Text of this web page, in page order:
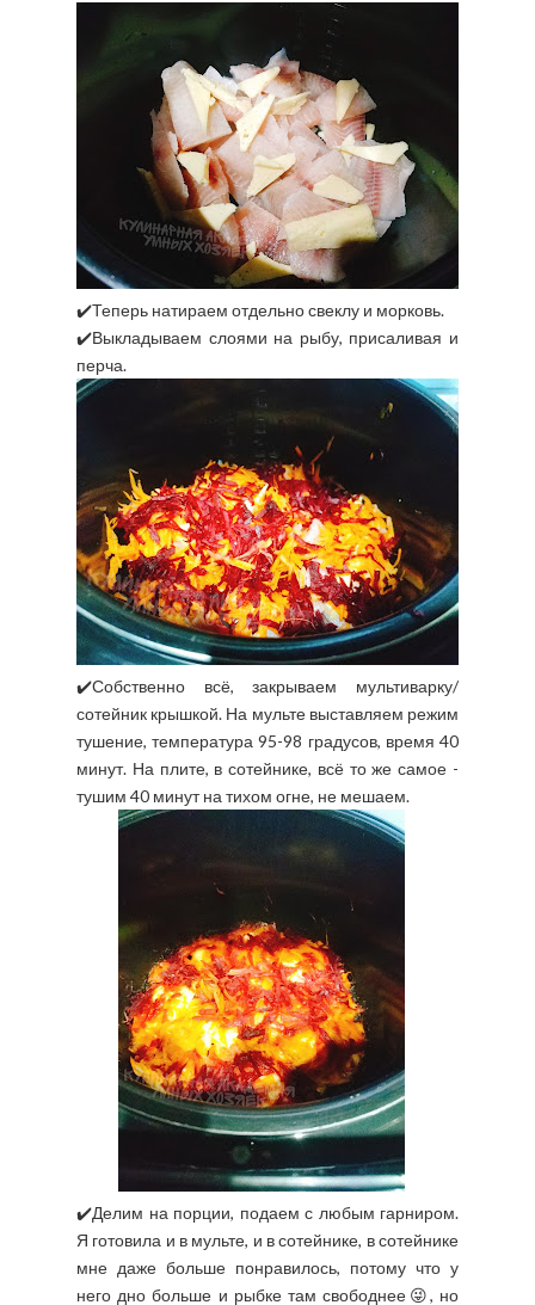
✔️Теперь натираем отдельно свеклу и морковь.
✔️Выкладываем слоями на рыбу, присаливая и
перча.
✔️Собственно всё, закрываем мультиварку/
сотейник крышкой. На мульте выставляем режим
тушение, температура 95-98 градусов, время 40
минут. На плите, в сотейнике, всё то же самое -
тушим 40 минут на тихом огне, не мешаем.
✔️Делим на порции, подаем с любым гарниром.
Я готовила и в мульте, и в сотейнике, в сотейнике
мне даже больше понравилось, потому что у
него дно больше и рыбке там свободнее😜, но